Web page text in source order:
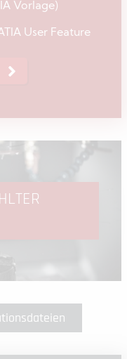
Vorlage)
User Feature